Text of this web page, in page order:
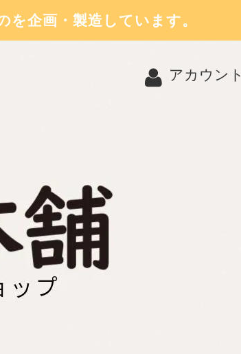
企画・製造しています。
アカウント